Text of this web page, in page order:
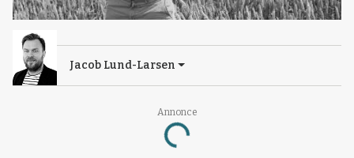
Annonce
Loading...
Jacob Lund-Larsen